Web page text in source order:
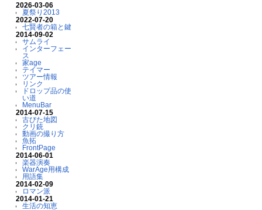
2026-03-06
夏祭り2013
2022-07-20
七賢者の箱と鍵
2014-09-02
サムライ
インターフェー
ス
家age
テイマー
ツアー情報
リンク
ドロップ品の使
い道
MenuBar
2014-07-15
古びた地図
クリ銃
動画の撮り方
魚拓
FrontPage
2014-06-01
楽器演奏
WarAge用構成
用語集
2014-02-09
ロマン派
2014-01-21
生活の知恵